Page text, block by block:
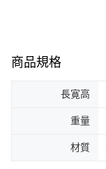
商品規格
長寛高
重量
材質